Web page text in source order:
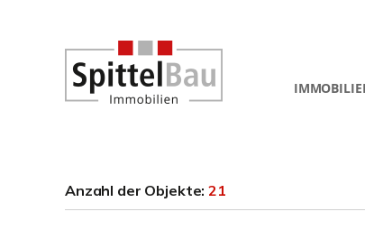
Anzahl der Objekte:21